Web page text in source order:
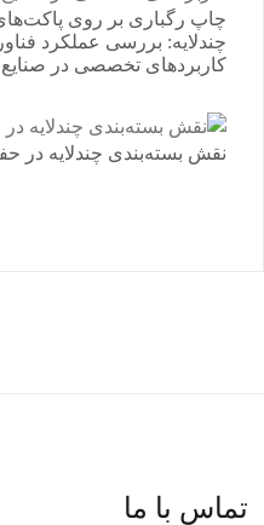
چاپ رگباری بر روی
چندلایه: بررسی عملکرد
کاربردهای تخصصی در
نقش بسته‌بندی چندلایه
تماس با ما